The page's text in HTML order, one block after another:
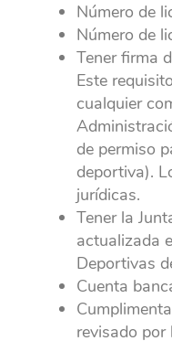
Número de
Número de
Tener firma
Este
cualquier
de permiso
deportiva).
jurídicas.
Tener la
actualizada
Deportivas
Cuenta
revisado por